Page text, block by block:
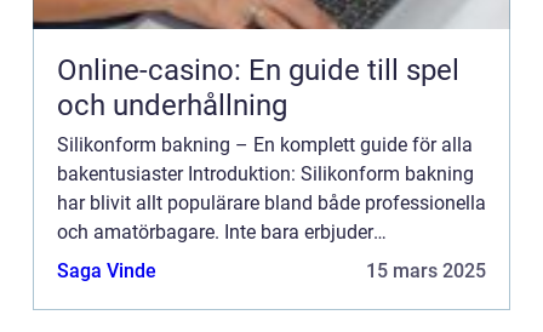
Online-casino: En guide till spel
och underhållning
Silikonform bakning – En komplett guide för alla
bakentusiaster Introduktion: Silikonform bakning
har blivit allt populärare bland både professionella
och amatörbagare. Inte bara erbjuder
silikonformar enkel användning och rengöring, de
Saga Vinde 15 mars 2025